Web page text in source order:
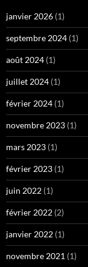
janvier 2026 (1)
septembre 2024 (1)
août 2024 (1)
juillet 2024 (1)
février 2024 (1)
novembre 2023 (1)
mars 2023 (1)
février 2023 (1)
juin 2022 (1)
février 2022 (2)
janvier 2022 (1)
novembre 2021 (1)